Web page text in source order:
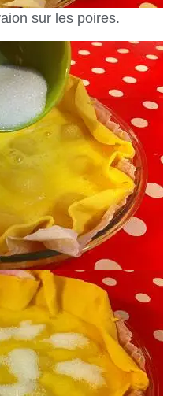
sur les poires.